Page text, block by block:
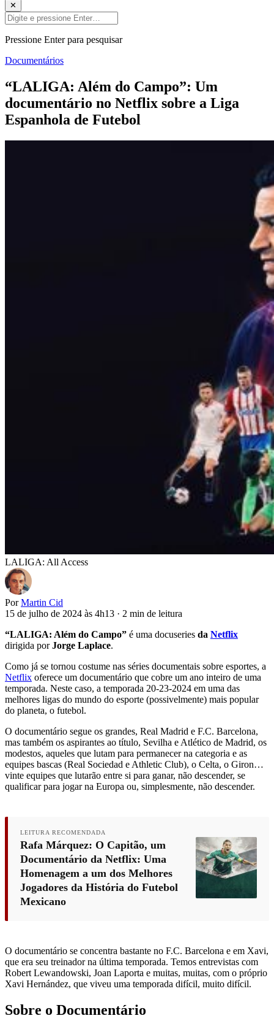
✕
Pressione Enter para pesquisar
Documentários
“LALIGA: Além do Campo”: Um
documentário no Netflix sobre a Liga
Espanhola de Futebol
LALIGA: All Access
Por Martin Cid
15 de julho de 2024 às 4h13 · 2 min de leitura
“LALIGA: Além do Campo” é uma docuseries da Netflix
dirigida porJorge Laplace.
Como já se tornou costume nas séries documentais sobre esportes, a
Netflix oferece um documentário que cobre um ano inteiro de uma
temporada. Neste caso, a temporada 20-23-2024 em uma das
melhores ligas do mundo do esporte (possivelmente) mais popular
do planeta, o futebol.
O documentário segue os grandes, Real Madrid e F.C. Barcelona,
mas também os aspirantes ao título, Sevilha e Atlético de Madrid, os
modestos, aqueles que lutam para permanecer na categoria e as
equipes bascas (Real Sociedad e Athletic Club), o Celta, o Giron…
vinte equipes que lutarão entre si para ganar, não descender, se
qualificar para jogar na Europa ou, simplesmente, não descender.
LEITURA RECOMENDADA
Rafa Márquez: O Capitão, um
Documentário da Netflix: Uma
Homenagem a um dos Melhores
Jogadores da História do Futebol
Mexicano
O documentário se concentra bastante no F.C. Barcelona e em Xavi,
que era seu treinador na última temporada. Temos entrevistas com
Robert Lewandowski, Joan Laporta e muitas, muitas, com o próprio
Xavi Hernández, que viveu uma temporada difícil, muito difícil.
Sobre o Documentário